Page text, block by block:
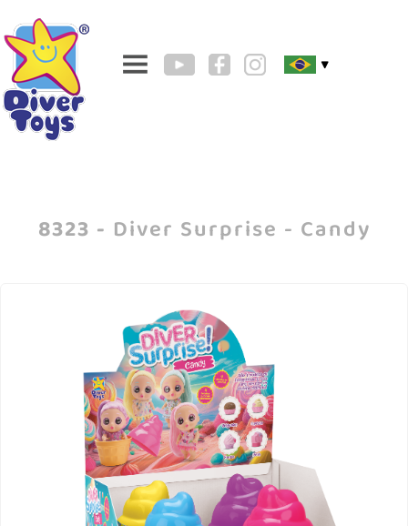
▼
8323 - Diver Surprise - Candy